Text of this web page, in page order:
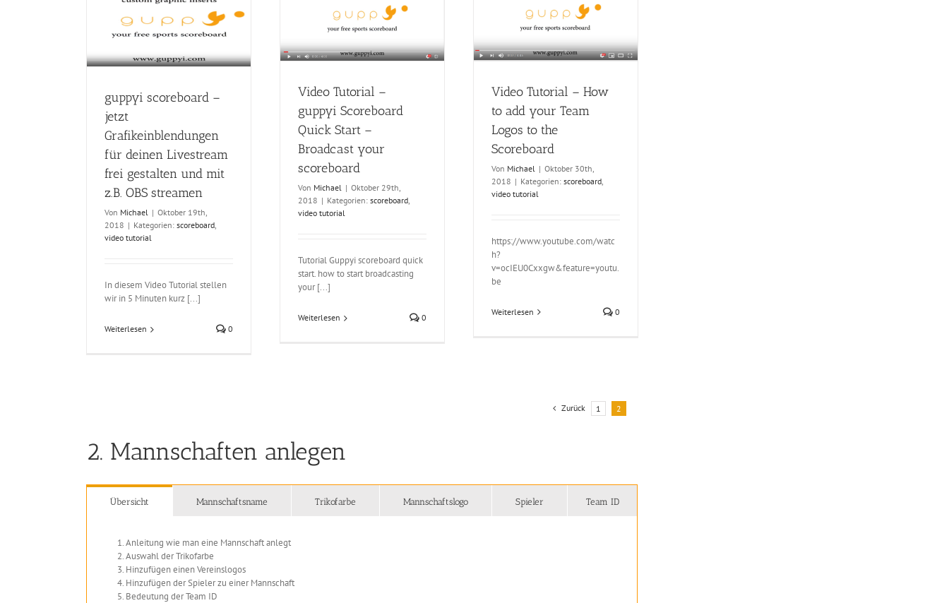
Video Tutorial – How to add
your Team Logos to the
Scoreboard
scoreboard video tutorial
Video Tutorial – How
to add your Team
Logos to the
Scoreboard
Von Michael | Oktober 30th,
2018 | Kategorien: scoreboard
video tutorial
https://www.youtube.com/watc
h?
v=ocIEU0Cxxgw&feature=youtu.
be
Weiterlesen 0
Video Tutorial – guppyi
Scoreboard Quick Start –
Broadcast your scoreboard
Video Tutorial –
guppyi Scoreboard
Quick Start –
Broadcast your
scoreboard
Von Michael | Oktober 29th,
2018 | Kategorien: scoreboard,
video tutorial
Tutorial Guppyi scoreboard quick
start. how to start broadcasting
your [...]
Weiterlesen 0
guppyi scoreboard –
jetzt
Grafikeinblendungen
für deinen Livestream
frei gestalten und mit
z.B. OBS streamen
Von Michael | Oktober 19th,
2018 | Kategorien: scoreboard,
video tutorial
In diesem Video Tutorial stellen
wir in 5 Minuten kurz [...]
Weiterlesen 0
Zurück 1 2
2. Mannschaften anlegen
Übersicht Mannschaftsname Trikofarbe Mannschaftslogo Spieler Team ID
Anleitung wie man eine Mannschaft anlegt
Auswahl der Trikofarbe
Hinzufügen einen Vereinslogos
Hinzufügen der Spieler zu einer Mannschaft
Bedeutung der Team ID